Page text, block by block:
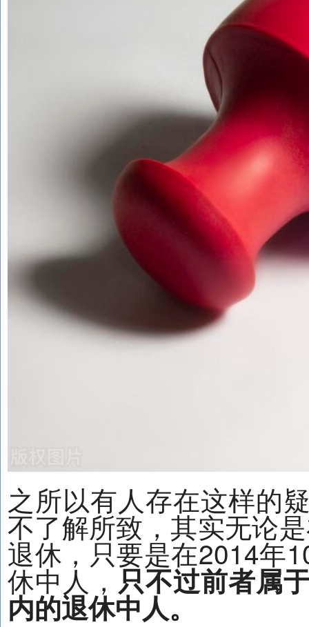
之所以有人存在这样的
不了解所致，其实无论
退休，只要是在2014年
休中人，只不过前者属
内的退休中人。